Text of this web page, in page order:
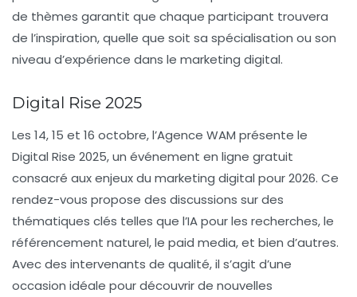
de thèmes garantit que chaque participant trouvera
de l’inspiration, quelle que soit sa spécialisation ou son
niveau d’expérience dans le marketing digital.
Digital Rise 2025
Les 14, 15 et 16 octobre, l’Agence WAM présente le
Digital Rise 2025, un événement en ligne gratuit
consacré aux enjeux du marketing digital pour 2026. Ce
rendez-vous propose des discussions sur des
thématiques clés telles que l’IApour les recherches, le
référencement naturel, le paid media, et bien d’autres.
Avec des intervenants de qualité, il s’agit d’une
occasion idéale pour découvrir de nouvelles